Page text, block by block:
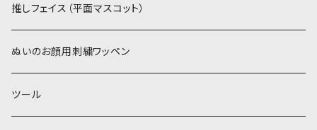
パウダーボア（4mm）
ウィッグボア（8cm）
緑系
黄色・クリーム系
緑系
リボン
推しフェイス（平面マスコット）
ぬいのお顔用刺繍ワッペン
ツール